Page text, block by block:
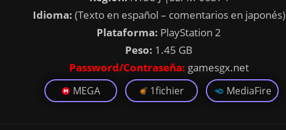
Idioma: (Texto en español – comentarios en japonés)
Plataforma: PlayStation 2
Peso: 1.45 GB
Password/Contraseña: gamesgx.net
MEGA 1fichier MediaFire